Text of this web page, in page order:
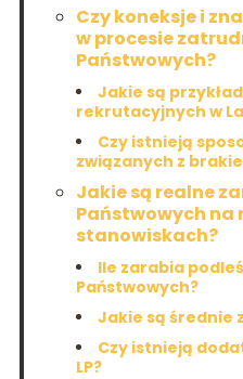
Czy koneksje i
w procesie
Państwowych?
Jakie są
rekrutacyjnych w
Czy istnieją
związanych z
Jakie są realne
Państwowych na
stanowiskach?
Ile zarabia
Państwowych?
Jakie są średnie
Czy istnieją
LP?